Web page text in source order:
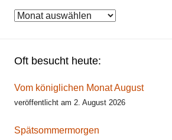
Archiv
Oft besucht heute:
Vom königlichen Monat August
veröffentlicht am 2. August 2026
Spätsommermorgen